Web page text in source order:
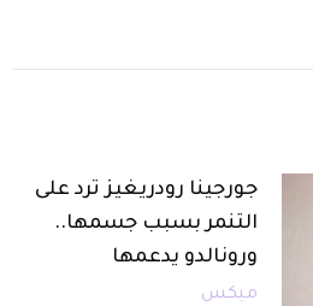
جورجينا رودريغيز ترد على
التنمر بسبب جسمها..
ورونالدو يدعمها
ميكس